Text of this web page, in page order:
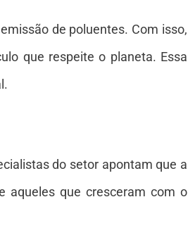
de poluentes. Com isso,
que respeite o planeta. Essa
do setor apontam que a
aqueles que cresceram com o